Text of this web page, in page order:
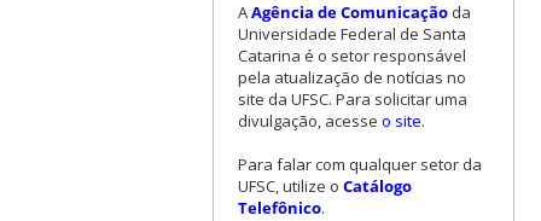
AAgência de Comunicaçãoda
Universidade Federal de Santa
Catarina é o setor responsável
pela atualização de notícias no
site da UFSC. Para solicitar uma
divulgação, acesse o site.
Para falar com qualquer setor da
UFSC, utilize o Catálogo
Telefônico.